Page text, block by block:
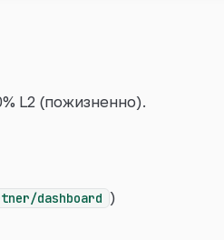
L2 (пожизненно).
dashboard )